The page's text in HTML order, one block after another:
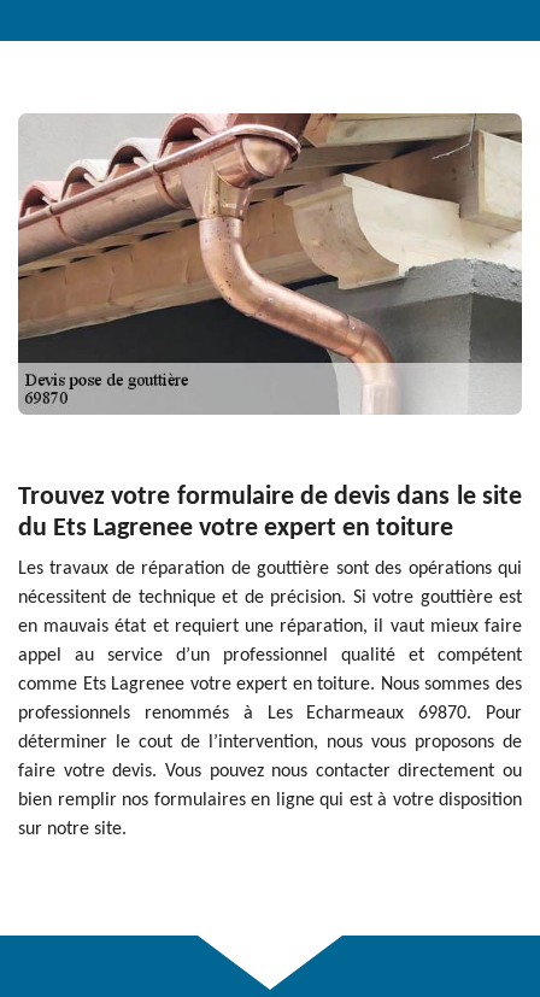
Trouvez votre formulaire de devis dans le site
du Ets Lagrenee votre expert en toiture
Les travaux de réparation de gouttière sont des opérations qui
nécessitent de technique et de précision. Si votre gouttière est
en mauvais état et requiert une réparation, il vaut mieux faire
appel au service d’un professionnel qualité et compétent
comme Ets Lagrenee votre expert en toiture. Nous sommes des
professionnels renommés à Les Echarmeaux 69870. Pour
déterminer le cout de l’intervention, nous vous proposons de
faire votre devis. Vous pouvez nous contacter directement ou
bien remplir nos formulaires en ligne qui est à votre disposition
sur notre site.